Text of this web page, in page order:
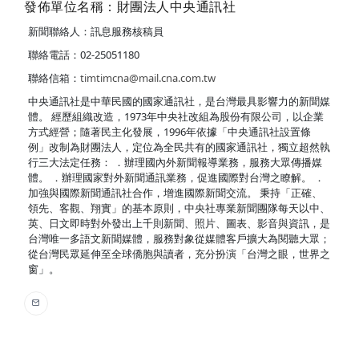
發佈單位名稱：財團法人中央通訊社
新聞聯絡人：訊息服務核稿員
聯絡電話：02-25051180
聯絡信箱： timtimcna@mail.cna.com.tw
中央通訊社是中華民國的國家通訊社，是台灣最具影響力的新聞媒
體。 經歷組織改造，1973年中央社改組為股份有限公司，以企業
方式經營；隨著民主化發展，1996年依據「中央通訊社設置條
例」改制為財團法人，定位為全民共有的國家通訊社，獨立超然執
行三大法定任務： ．辦理國內外新聞報導業務，服務大眾傳播媒
體。 ．辦理國家對外新聞通訊業務，促進國際對台灣之瞭解。 ．
加強與國際新聞通訊社合作，增進國際新聞交流。 秉持「正確、
領先、客觀、翔實」的基本原則，中央社專業新聞團隊每天以中、
英、日文即時對外發出上千則新聞、照片、圖表、影音與資訊，是
台灣唯一多語文新聞媒體，服務對象從媒體客戶擴大為閱聽大眾；
從台灣民眾延伸至全球僑胞與讀者，充分扮演「台灣之眼，世界之
窗」。